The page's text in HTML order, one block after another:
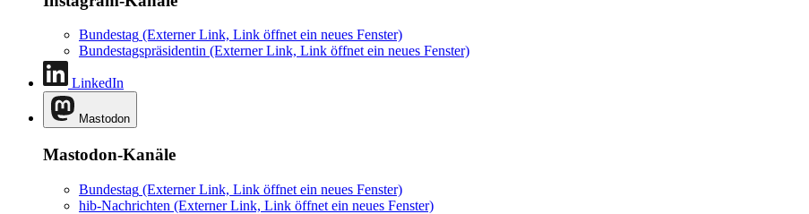
Bundestag (Externer Link, Link öffnet ein neues Fenster)
Bundestagspräsidentin (Externer Link, Link öffnet ein neues Fenster)
LinkedIn
Mastodon
Mastodon-Kanäle
Bundestag (Externer Link, Link öffnet ein neues Fenster)
hib-Nachrichten (Externer Link, Link öffnet ein neues Fenster)